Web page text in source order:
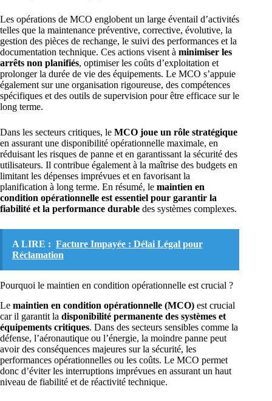
Les opérations de MCO englobent un large éventail d’activités
telles que la maintenance préventive, corrective, évolutive, la
gestion des pièces de rechange, le suivi des performances et la
documentation technique. Ces actions visent à minimiser les
arrêts non planifiés, optimiser les coûts d’exploitation et
prolonger la durée de vie des équipements. Le MCO s’appuie
également sur une organisation rigoureuse, des compétences
spécifiques et des outils de supervision pour être efficace sur le
long terme.
Dans les secteurs critiques, le MCO joue un rôle stratégique
en assurant une disponibilité opérationnelle maximale, en
réduisant les risques de panne et en garantissant la sécurité des
utilisateurs. Il contribue également à la maîtrise des budgets en
limitant les dépenses imprévues et en favorisant la
planification à long terme. En résumé, le maintien en
condition opérationnelle est essentiel pour garantir la
fiabilité et la performance durable des systèmes complexes.
A LIRE : Facture Impayée : Délai Légal pour
Réclamation
Pourquoi le maintien en condition opérationnelle est crucial ?
Le maintien en condition opérationnelle (MCO) est crucial
car il garantit la disponibilité permanente des systèmes et
équipements critiques. Dans des secteurs sensibles comme la
défense, l’aéronautique ou l’énergie, la moindre panne peut
avoir des conséquences majeures sur la sécurité, les
performances opérationnelles ou les coûts. Le MCO permet
donc d’éviter les interruptions imprévues en assurant un haut
niveau de fiabilité et de réactivité technique.